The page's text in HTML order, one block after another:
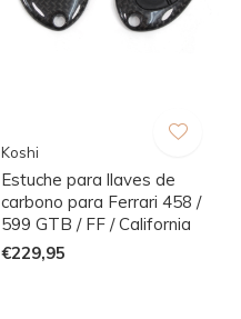
Koshi
Estuche para llaves de
carbono para Ferrari 458 /
599 GTB / FF / California
€229,95